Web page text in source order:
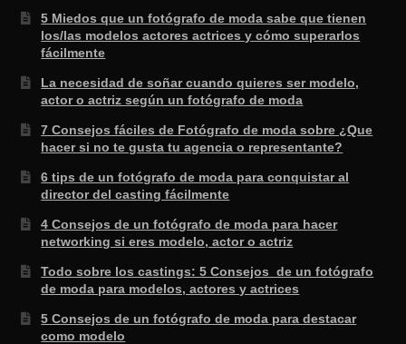
5 Miedos que un fotógrafo de moda sabe que tienen
los/las modelos actores actrices y cómo superarlos
fácilmente
La necesidad de soñar cuando quieres ser modelo,
actor o actriz según un fotógrafo de moda
7 Consejos fáciles de Fotógrafo de moda sobre ¿Que
hacer si no te gusta tu agencia o representante?
6 tips de un fotógrafo de moda para conquistar al
director del casting fácilmente
4 Consejos de un fotógrafo de moda para hacer
networking si eres modelo, actor o actriz
Todo sobre los castings: 5 Consejos de un fotógrafo
de moda para modelos, actores y actrices
5 Consejos de un fotógrafo de moda para destacar
como modelo